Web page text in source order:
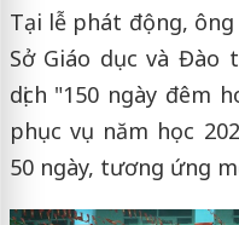
Tại lễ phát động,
Sở Giáo dục và Đào
dịch "150 ngày đêm
phục vụ năm học
50 ngày, tương ứng